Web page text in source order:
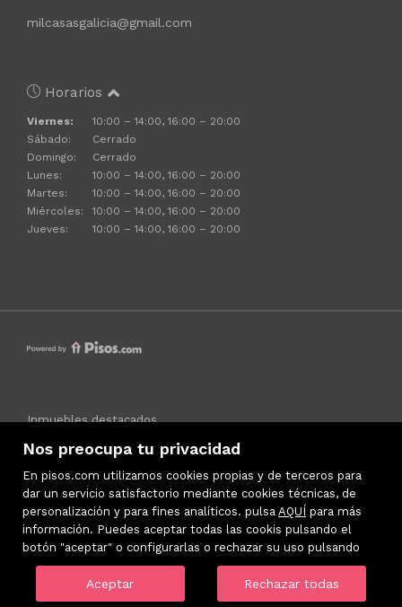
Nos preocupa tu privacidad
En pisos.com utilizamos cookies propias y de terceros para
dar un servicio satisfactorio mediante cookies técnicas, de
personalización y para fines analíticos. pulsa AQUÍ para más
información. Puedes aceptar todas las cookis pulsando el
botón "aceptar" o configurarlas o rechazar su uso pulsando
Aceptar Rechazar todas
milcasasgalicia@gmail.com
Horarios
Viernes:
10:00 – 14:00, 16:00 – 20:00
Sábado:
Cerrado
Domingo:
Cerrado
Lunes:
10:00 – 14:00, 16:00 – 20:00
Martes:
10:00 – 14:00, 16:00 – 20:00
Miércoles:
10:00 – 14:00, 16:00 – 20:00
Jueves:
10:00 – 14:00, 16:00 – 20:00
Inmuebles destacados
Mapa Web
Favoritos
Política de cookies